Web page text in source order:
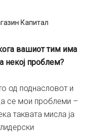
Капитал
вашиот тим има
некој проблем?
од поднасловот и
се мои проблеми –
таквата мисла ја